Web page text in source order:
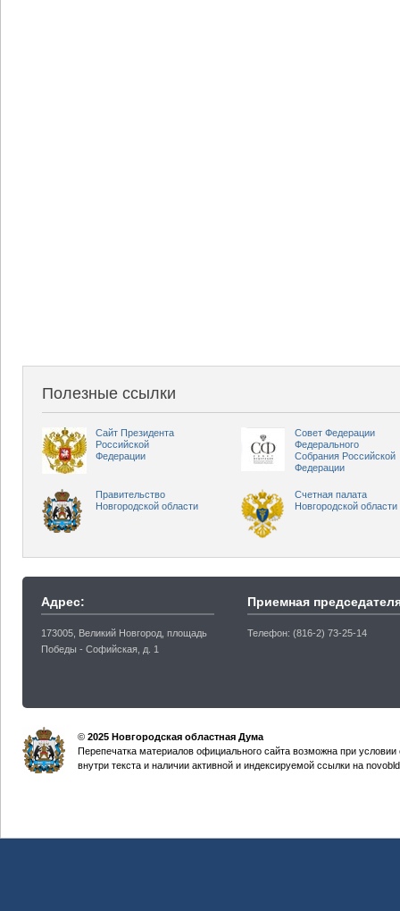
Полезные ссылки
Сайт Президента
Российской
Федерации
Совет Федерации
Федерального
Собрания Российской
Федерации
Правительство
Новгородской области
Счетная палата
Новгородской области
Адрес:
173005, Великий Новгород, площадь
Победы - Софийская, д. 1
Приемная
Телефон: (816-2) 73-25-14
© 2025 Новгородская областная Дума
Перепечатка материалов официального сайта возможна при
внутри текста и наличии активной и индексируемой ссылки на